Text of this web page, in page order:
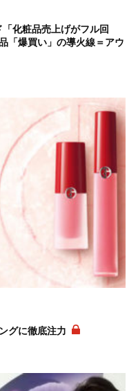
化粧品売上げがフル回
「爆買い」の導火線＝アウ
グに徹底注力